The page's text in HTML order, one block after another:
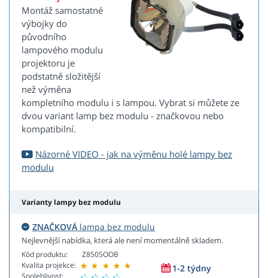
Montáž samostatné
výbojky do
původního
lampového modulu
projektoru je
podstatně složitější
než výměna
kompletního modulu i s lampou. Vybrat si můžete ze
dvou variant lamp bez modulu - značkovou nebo
kompatibilní.
Názorné VIDEO - jak na výměnu holé lampy bez
modulu
Varianty lampy bez modulu
ZNAČKOVÁ lampa bez modulu
Nejlevnější nabídka, která ale není momentálně skladem.
Kód produktu:
Kvalita projekce:
Spolehlivost:
Z8505OOB
1-2 týdny